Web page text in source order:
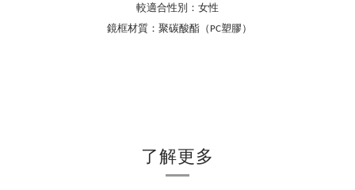
較適合性別：女性
鏡框材質：聚碳酸酯（ PC塑膠）
了解更多